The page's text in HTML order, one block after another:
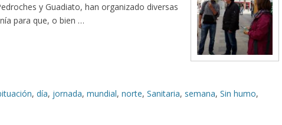
y Guadiato, han organizado diversas
para que, o bien …
, día, jornada, mundial, norte, Sanitaria, semana, Sin humo,